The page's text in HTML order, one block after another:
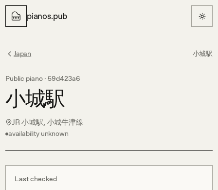
pianos.pub
Japan 小城駅
Public piano · 59d423a6
小城駅
JR 小城駅, 小城牛津線
availability unknown
Last checked